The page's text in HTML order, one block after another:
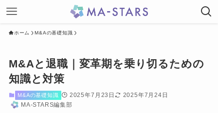
ホーム M&Aの基礎知識
M&Aと退職｜変革期を乗り切るための
知識と対策
M&Aの基礎知識 2025年7月23日
2025年7月24日
MA-STARS編集部